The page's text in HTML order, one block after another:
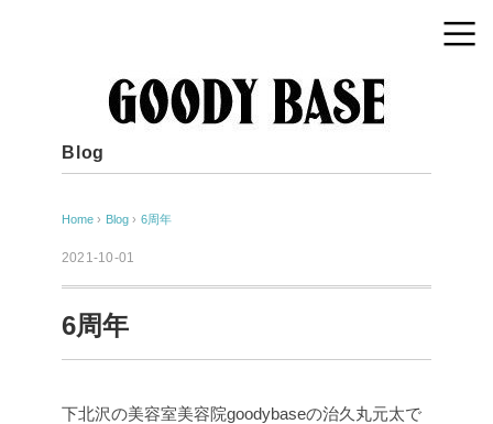
Blog
Home › Blog › 6周年
2021-10-01
6周年
下北沢の美容室美容院goodybaseの治久丸元太で